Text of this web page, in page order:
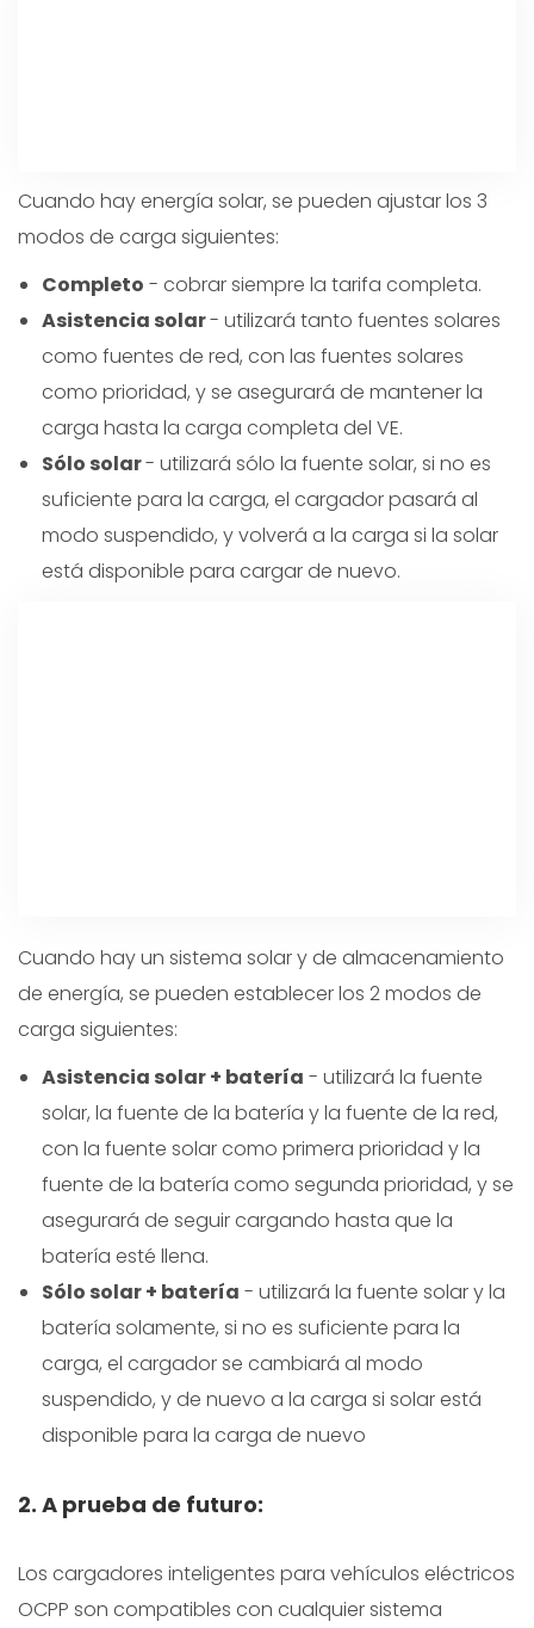
Cuando hay energía solar, se pueden ajustar los 3
modos de carga siguientes:
Completo - cobrar siempre la tarifa completa.
Asistencia solar- utilizará tanto fuentes solares
como fuentes de red, con las fuentes solares
como prioridad, y se asegurará de mantener la
carga hasta la carga completa del VE.
Sólo solar- utilizará sólo la fuente solar, si no es
suficiente para la carga, el cargador pasará al
modo suspendido, y volverá a la carga si la solar
está disponible para cargar de nuevo.
Cuando hay un sistema solar y de almacenamiento
de energía, se pueden establecer los 2 modos de
carga siguientes:
Asistencia solar + batería - utilizará la fuente
solar, la fuente de la batería y la fuente de la red,
con la fuente solar como primera prioridad y la
fuente de la batería como segunda prioridad, y se
asegurará de seguir cargando hasta que la
batería esté llena.
Sólo solar + batería - utilizará la fuente solar y la
batería solamente, si no es suficiente para la
carga, el cargador se cambiará al modo
suspendido, y de nuevo a la carga si solar está
disponible para la carga de nuevo
2. A prueba de futuro:
Los cargadores inteligentes para vehículos eléctricos
OCPP son compatibles con cualquier sistema